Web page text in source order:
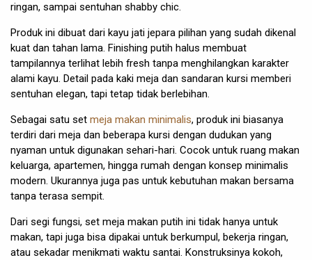
ringan, sampai sentuhan shabby chic.
Produk ini dibuat dari kayu jati jepara pilihan yang sudah dikenal
kuat dan tahan lama. Finishing putih halus membuat
tampilannya terlihat lebih fresh tanpa menghilangkan karakter
alami kayu. Detail pada kaki meja dan sandaran kursi memberi
sentuhan elegan, tapi tetap tidak berlebihan.
Sebagai satu set meja makan minimalis, produk ini biasanya
terdiri dari meja dan beberapa kursi dengan dudukan yang
nyaman untuk digunakan sehari-hari. Cocok untuk ruang makan
keluarga, apartemen, hingga rumah dengan konsep minimalis
modern. Ukurannya juga pas untuk kebutuhan makan bersama
tanpa terasa sempit.
Dari segi fungsi, set meja makan putih ini tidak hanya untuk
makan, tapi juga bisa dipakai untuk berkumpul, bekerja ringan,
atau sekadar menikmati waktu santai. Konstruksinya kokoh,